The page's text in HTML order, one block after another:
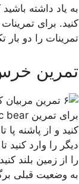
به یاد داشته
تمرینات را دو بار
تمرین
کنید و از پاشنه
دیگر را وارد کنید
را از زمین بلند
به وضعیت قبلی